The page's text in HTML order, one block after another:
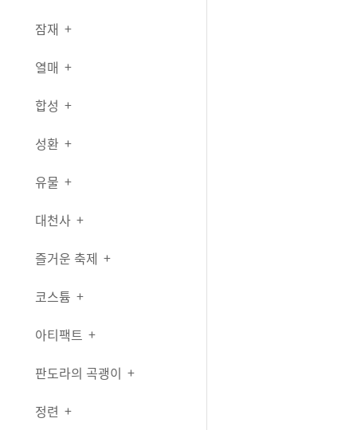
잠재
열매
합성
성환
유물
대천사
즐거운 축제
코스튬
아티팩트
판도라의 곡괭이
정련